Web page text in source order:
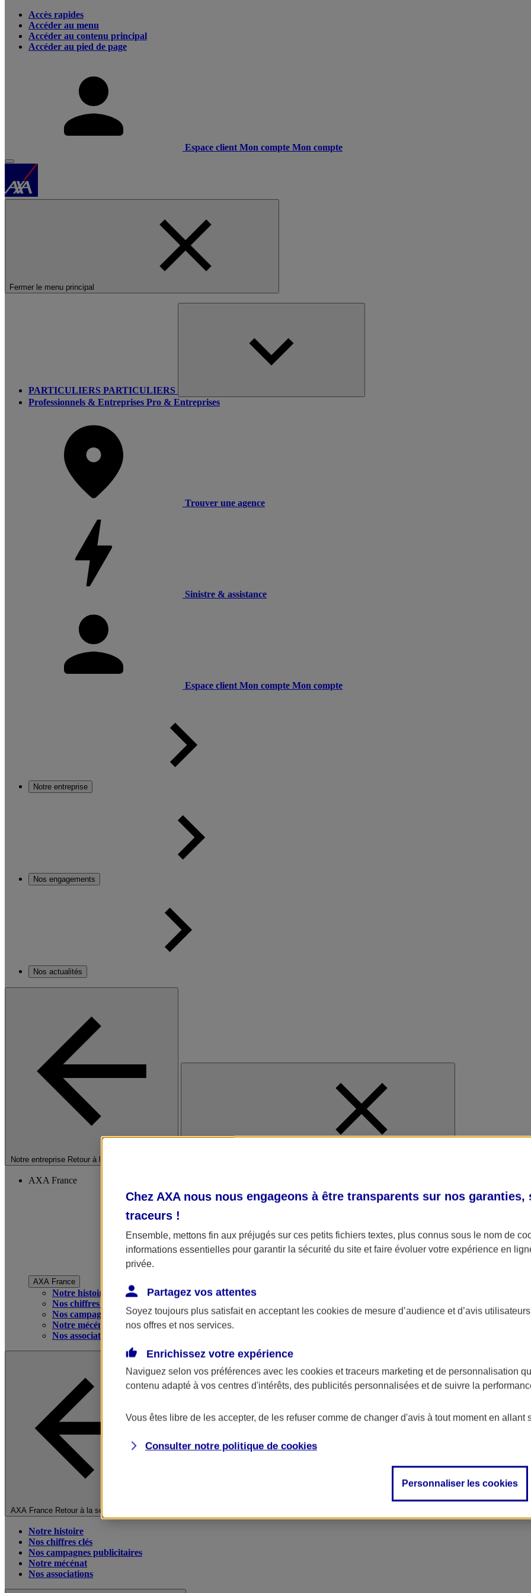
Accès rapides
Accéder au menu
Accéder au contenu principal
Accéder au pied de page
Espace client Mon compte Mon compte
Fermer le menu principal
PARTICULIERS PARTICULIERS
Professionnels & Entreprises Pro & Entreprises
Trouver une agence
Sinistre & assistance
Espace client Mon compte Mon compte
Notre entreprise
Nos engagements
Nos actualités
Notre entreprise Retour à la section précédente
AXA France
AXA France
Notre histoire
Nos chiffres clés
Nos campagnes publicitaires
Notre mécénat
Nos associations
AXA France Retour à la section précédente
Notre histoire
Nos chiffres clés
Nos campagnes publicitaires
Notre mécénat
Nos associations
Chez AXA nous nous engageons à être transparents sur nos
traceurs !
Ensemble, mettons fin aux préjugés sur ces petits fichiers textes, plus connus sous le nom de
informations essentielles pour garantir la sécurité du site et faire évoluer votre expérience en
privée.
Partagez vos attentes
Soyez toujours plus satisfait en acceptant les cookies de mesure d’audience et d’avis
nos offres et nos services.
Enrichissez votre expérience
Naviguez selon vos préférences avec les cookies et traceurs marketing et de personnalisation
contenu adapté à vos centres d'intérêts, des publicités personnalisées et de suivre la
Vous êtes libre de les accepter, de les refuser comme de changer d'avis à tout moment en allant
Consulter notre politique de cookies
Personnaliser les cookies